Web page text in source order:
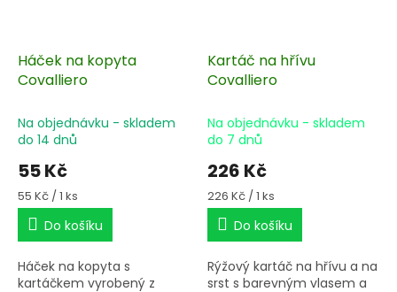
Háček na kopyta
Covalliero
Na objednávku - skladem
do 14 dnů
55 Kč
Měrná
cena:
55 Kč / 1 ks
Do košíku
Háček na kopyta s
kartáčkem vyrobený z
Kartáč na hřívu
Covalliero
Na objednávku - skladem
do 7 dnů
226 Kč
Měrná
cena:
226 Kč / 1 ks
Do košíku
Rýžový kartáč na hřívu a na
srst s barevným vlasem a